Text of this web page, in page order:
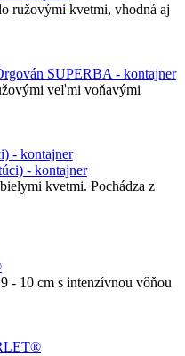
ružovými kvetmi, vhodná aj
veľmi voňavými
- kontajner
kvetmi. Pochádza z
- 10 cm s intenzívnou vôňou